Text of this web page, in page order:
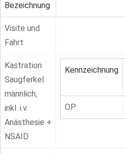
Bezeichnung
Visite und
Fahrt
Kastration
Saugferkel
männlich,
inkl. i.v.
Anästhesie +
NSAID
Kennzeichnung
OP